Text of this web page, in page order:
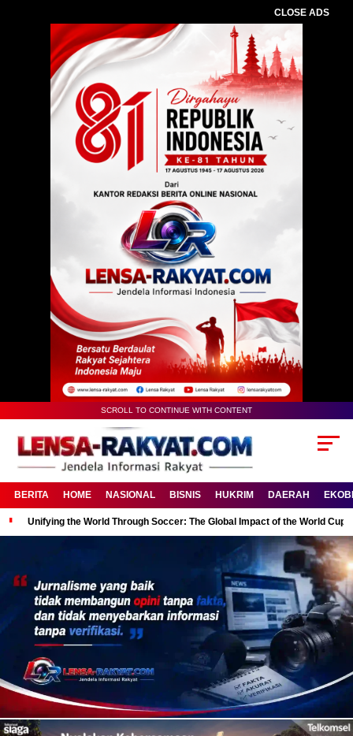
CLOSE ADS
SCROLL TO CONTINUE WITH CONTENT
BERITA HOME NASIONAL BISNIS HUKRIM DAERAH
Unifying the World Through Soccer: The Global Impact of the World Cup